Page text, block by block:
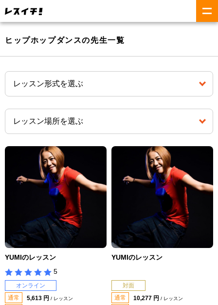
ヒップホップダンスの先生一覧
YUMIのレッスン
5
オンライン
通常
5,613 円 / レッスン
YUMIのレッスン
対面
通常
10,277 円 / レッスン